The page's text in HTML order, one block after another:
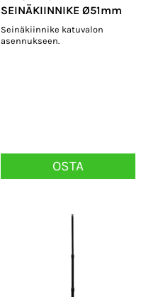
SEINÄKIINNIKE Ø51mm
Seinäkiinnike katuvalon
asennukseen.
OSTA